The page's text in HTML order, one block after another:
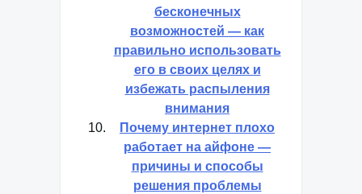
бесконечных
возможностей — как
правильно использовать
его в своих целях и
избежать распыления
внимания
Почему интернет плохо
работает на айфоне —
причины и способы
решения проблемы